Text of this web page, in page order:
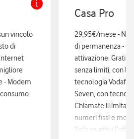
vincolo
di
- Modem
Casa Pro
29,95€/mese -
di permanenza -
attivazione: Gratis.
senza limiti, con la
tecnologia
Seven, con
Chiamate illimitate
numeri fissi e
Solo se attivi